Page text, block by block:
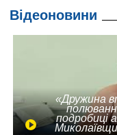
Відеоновини
«Дружина
подробиці